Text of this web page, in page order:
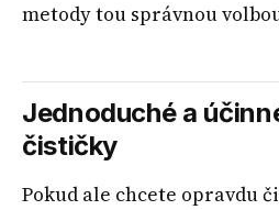
metody tou správnou
Jednoduché a
čističky
Pokud ale chcete opravdu